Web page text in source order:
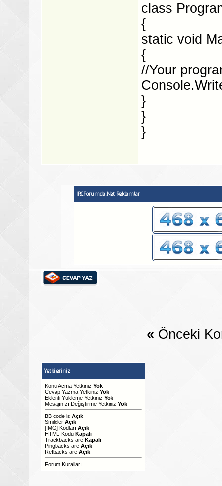
class
{
static void
{
//Your
}
}
}
IRCForumda.Net Reklamlar
« Önceki
Yetkileriniz
Konu Acma Yetkiniz Yok
Cevap Yazma Yetkiniz Yok
Eklenti Yükleme Yetkiniz Yok
Mesajınızı Değiştirme Yetkiniz Yok
BB code is Açık
Smileler Açık
[IMG] Kodları Açık
HTML-Kodu Kapalı
Trackbacks are Kapalı
Pingbacks are Açık
Refbacks are Açık
Forum Kuralları